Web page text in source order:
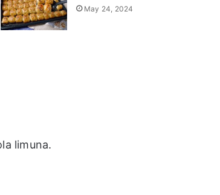
May 24, 2024
limuna.